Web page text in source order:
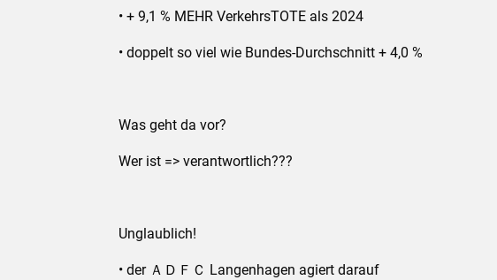
• + 9,1 % MEHR VerkehrsTOTE als 2024
• doppelt so viel wie Bundes-Durchschnitt + 4,0 %
Was geht da vor?
Wer ist => verantwortlich???
Unglaublich!
• der ＡＤＦＣ Langenhagen agiert darauf